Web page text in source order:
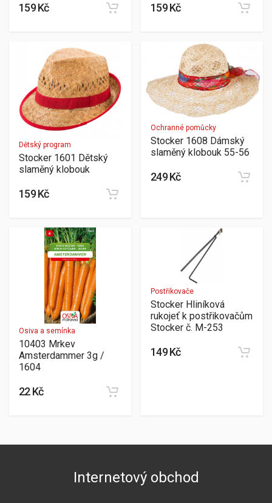
159 Kč 159 Kč
Dětský program
Stocker 1601 Dětský
slaměný klobouk
159 Kč
Ochranné pomůcky
Stocker 1608 Dámský
slaměný klobouk 55-56
249 Kč
Osiva a semínka
10403 Mrkev
Amsterdammer 3g /
1604
22 Kč
Postřikovače
Stocker Hliníková
rukojeť k postřikovačům
Stocker č. M-253
149 Kč
Internetový obchod